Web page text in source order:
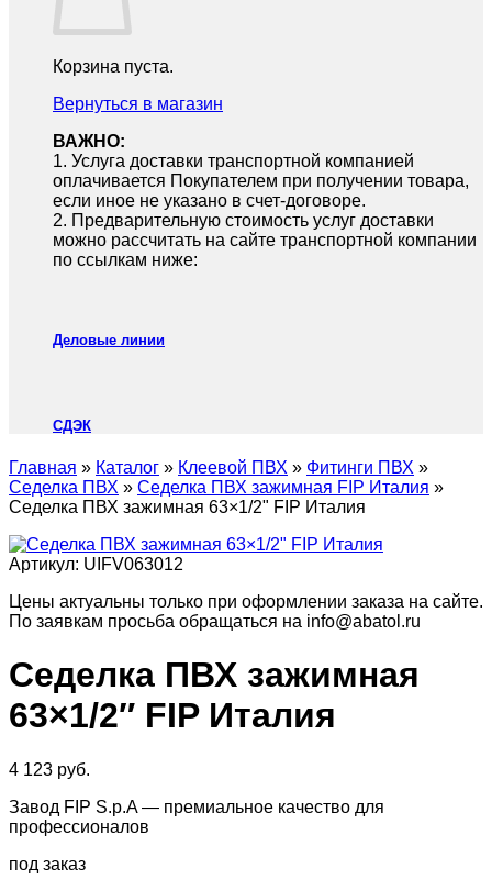
Корзина пуста.
Вернуться в магазин
ВАЖНО:
1.⁠ ⁠Услуга доставки транспортной компанией
оплачивается Покупателем при получении товара,
если иное не указано в счет-договоре.
2.⁠ ⁠Предварительную стоимость услуг доставки
можно рассчитать на сайте транспортной компании
по ссылкам ниже:
Деловые линии
СДЭК
Главная » Каталог » Клеевой ПВХ » Фитинги ПВХ »
Седелка ПВХ » Седелка ПВХ зажимная FIP Италия »
Седелка ПВХ зажимная 63×1/2" FIP Италия
Артикул: UIFV063012
Цены актуальны только при оформлении заказа на сайте.
По заявкам просьба обращаться на info@abatol.ru
Седелка ПВХ зажимная
63×1/2″ FIP Италия
4 123 руб.
Завод FIP S.p.A — премиальное качество для
профессионалов
под заказ